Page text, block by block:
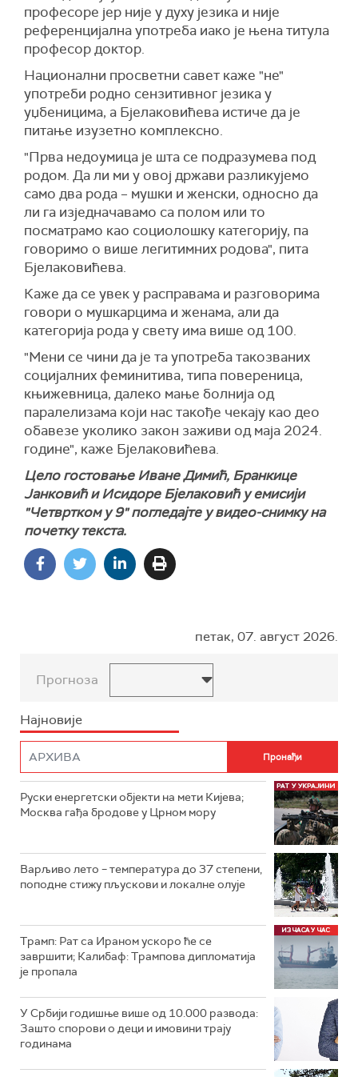
професоре јер није у духу језика и није
референцијална употреба иако је њена титула
професор доктор.
Национални просветни савет каже "не"
употреби родно сензитивног језика у
уџбеницима, а Бјелаковићева истиче да је
питање изузетно комплексно.
"Прва недоумица је шта се подразумева под
родом. Да ли ми у овој држави разликујемо
само два рода – мушки и женски, односно да
ли га изједначавамо са полом или то
посматрамо као социолошку категорију, па
говоримо о више легитимних родова", пита
Бјелаковићева.
Каже да се увек у расправама и разговорима
говори о мушкарцима и женама, али да
категорија рода у свету има више од 100.
"Мени се чини да је та употреба такозваних
социјалних феминитива, типа повереница,
књижевница, далеко мање болнија од
паралелизама који нас такође чекају као део
обавезе уколико закон заживи од маја 2024.
године", каже Бјелаковићева.
Цело гостовање Иване Димић, Бранкице
Јанковић и Исидоре Бјелаковић у емисији
"Четвртком у 9" погледајте у видео-снимку на
почетку текста.
петак, 07. август 2026.
Прогноза
Најновије
Руски енергетски објекти на мети Кијева;
Москва гађа бродове у Црном мору
Варљиво лето – температура до 37 степени,
поподне стижу пљускови и локалне олује
Трамп: Рат са Ираном ускоро ће се
завршити; Калибаф: Трампова дипломатија
је пропала
У Србији годишње више од 10.000 развода:
Зашто спорови о деци и имовини трају
годинама